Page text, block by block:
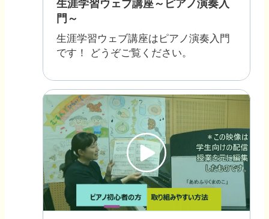
生涯学習ウェブ講座～ピアノ演奏入
門～
生涯学習ウェブ講座はピアノ演奏入門
です！ どうぞご覧ください。